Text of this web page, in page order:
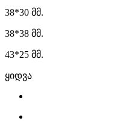
38*30 მმ.
38*38 მმ.
43*25 მმ.
ყიდვა